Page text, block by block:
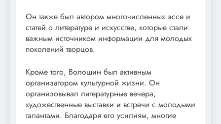
Он также был автором многочисленных эссе и
статей о литературе и искусстве, которые стали
важным источником информации для молодых
поколений творцов.
Кроме того, Волошин был активным
организатором культурной жизни. Он
организовывал литературные вечера,
художественные выставки и встречи с молодыми
талантами. Благодаря его усилиям, многие